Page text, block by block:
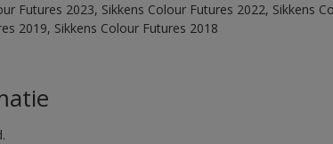
Futures 2023, Sikkens Colour Futures 2022, Sikkens
2019, Sikkens Colour Futures 2018